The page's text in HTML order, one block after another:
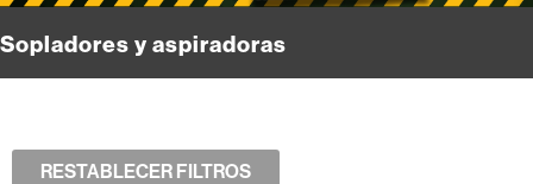
Sopladores y aspiradoras
RESTABLECER FILTROS